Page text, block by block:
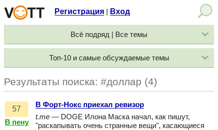
Регистрация Вход
Всё подряд | Все темы
Топ-10 и самые обсуждаемые темы
Результаты поиска: #доллар (4)
57
В пену
В Форт-Нокс приехал ревизор
t.me — DOGE Илона Маска начал, как пишут,
"раскапывать очень странные вещи", касающиеся